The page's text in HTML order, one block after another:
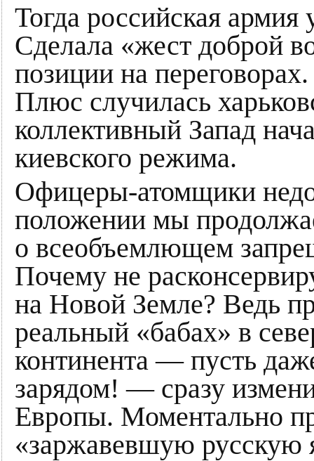
Тогда российская
Сделала «жест доброй
позиции на
Плюс случилась
коллективный Запад
киевского режима.
Офицеры-атомщики
положении мы
о всеобъемлющем
Почему не
на Новой Земле? Ведь
реальный «бабах» в
континента — пусть
зарядом! — сразу
Европы. Моментально
«заржавевшую русскую